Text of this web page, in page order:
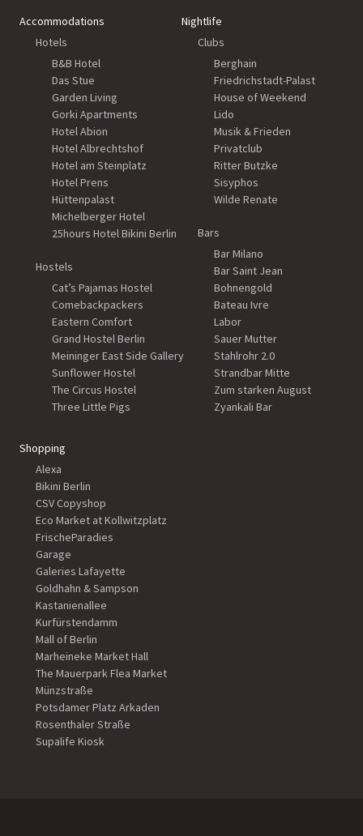
Accommodations
Hotels
B&B Hotel
Das Stue
Garden Living
Gorki Apartments
Hotel Abion
Hotel Albrechtshof
Hotel am Steinplatz
Hotel Prens
Hüttenpalast
Michelberger Hotel
25hours Hotel Bikini Berlin
Hostels
Cat’s Pajamas Hostel
Comebackpackers
Eastern Comfort
Grand Hostel Berlin
Meininger East Side Gallery
Sunflower Hostel
The Circus Hostel
Three Little Pigs
Nightlife
Clubs
Berghain
Friedrichstadt-Palast
House of Weekend
Lido
Musik & Frieden
Privatclub
Ritter Butzke
Sisyphos
Wilde Renate
Bars
Bar Milano
Bar Saint Jean
Bohnengold
Bateau Ivre
Labor
Sauer Mutter
Stahlrohr 2.0
Strandbar Mitte
Zum starken August
Zyankali Bar
Shopping
Alexa
Bikini Berlin
CSV Copyshop
Eco Market at Kollwitzplatz
FrischeParadies
Garage
Galeries Lafayette
Goldhahn & Sampson
Kastanienallee
Kurfürstendamm
Mall of Berlin
Marheineke Market Hall
The Mauerpark Flea Market
Münzstraße
Potsdamer Platz Arkaden
Rosenthaler Straße
Supalife Kiosk